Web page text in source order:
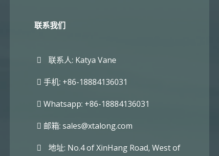
联系我们
联系人: Katya Vane
手机: +86-18884136031
Whatsapp: +86-18884136031
邮箱: sales@xtalong.com
地址: No.4 of XinHang Road, West of